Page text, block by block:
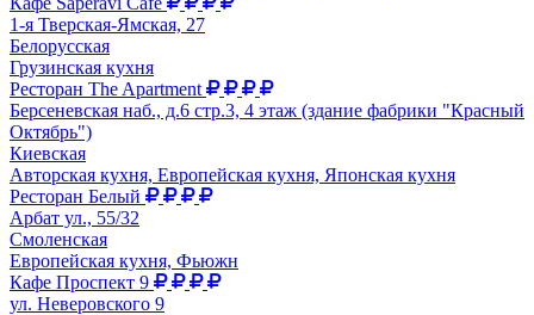
1-я Тверская-Ямская, 27
Белорусская
Грузинская кухня
Ресторан The Apartment
Берсеневская наб., д.6 стр.3, 4 этаж (здание фабрики "Красный
Октябрь")
Киевская
Авторская кухня, Европейская кухня, Японская кухня
Ресторан Белый
Арбат ул., 55/32
Смоленская
Европейская кухня, Фьюжн
Кафе Проспект 9
ул. Неверовского 9